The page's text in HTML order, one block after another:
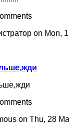
on Mon,
on Thu, 28